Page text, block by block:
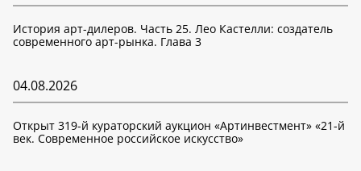
История арт-дилеров. Часть 25. Лео Кастелли: создатель
современного арт-рынка. Глава 3
04.08.2026
Открыт 319-й кураторский аукцион «Артинвестмент» «21-й
век. Современное российское искусство»